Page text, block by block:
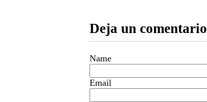
Deja un comentario
Name
Email